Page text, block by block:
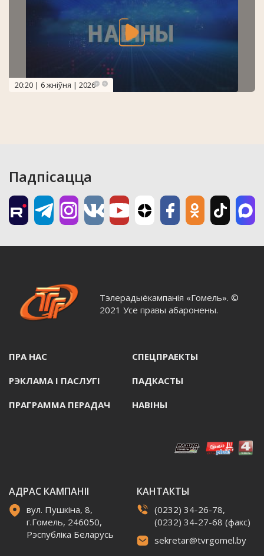
20:20 | 6 жніўня | 2026
Падпісацца
Тэлерадыёкампанія «Гомель». ©
2021 Усе правы абаронены.
ПРА НАС СПЕЦПРАЕКТЫ
РЭКЛАМА I ПАСЛУГI ПАДКАСТЫ
ПРАГРАММА ПЕРАДАЧ НАВIНЫ
АДРАС КАМПАНІІ
вул. Пушкіна, 8,
г.Гомель, 246050,
Рэспубліка Беларусь
КАНТАКТЫ
(0232) 34-26-78,
(0232) 34-27-68 (факс)
sekretar@tvrgomel.by